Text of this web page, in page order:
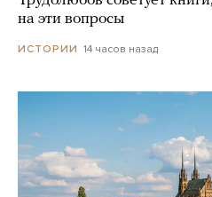
на эти вопросы
ИСТОРИИ 14 часов назад